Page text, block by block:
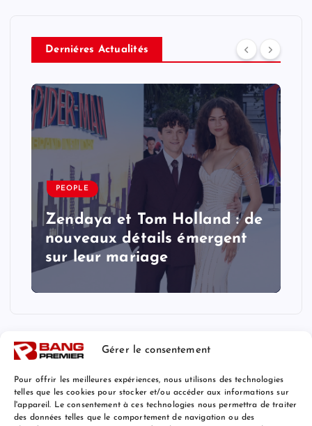
Gérer le consentement
Pour offrir les meilleures expériences, nous utilisons des technologies
telles que les cookies pour stocker et/ou accéder aux informations sur
l'appareil. Le consentement à ces technologies nous permettra de traiter
des données telles que le comportement de navigation ou des
Derniéres Actualités
PEOPLE
Zendaya et Tom Holland : de
nouveaux détails émergent
sur leur mariage
Mentions Légales